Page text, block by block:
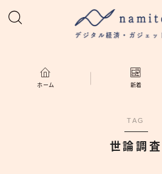
ホームホーム 新着
TAG
世論調査